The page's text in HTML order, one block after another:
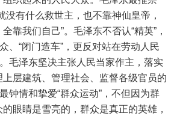
没有什么救世主，也不靠神仙皇帝，
靠我们自己”。毛泽东不否认“精英”，
、“闭门造车”，更反对站在劳动人民
毛泽东坚决主张人民当家作主，落实
上层建筑、管理社会、监督各级官员的
钟情和挚爱“群众运动”，不但因为群
眼睛是雪亮的，群众是真正的英雄，